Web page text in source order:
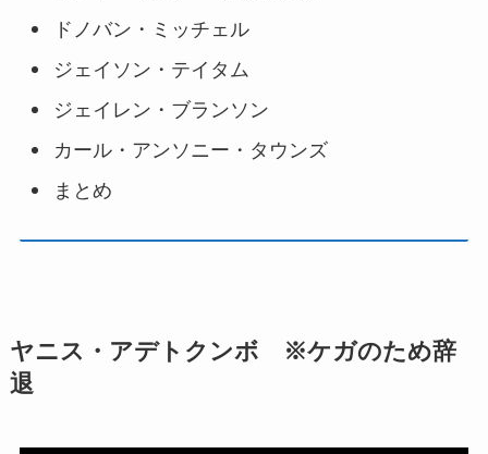
ドノバン・ミッチェル
ジェイソン・テイタム
ジェイレン・ブランソン
カール・アンソニー・タウンズ
まとめ
ヤニス・アデトクンボ ※ケガのため辞
退